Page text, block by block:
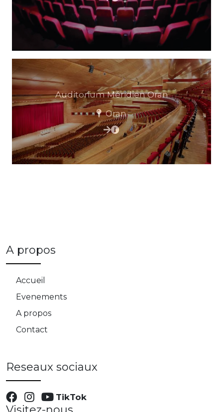
Auditorium Méridien Oran
Oran
A propos
Accueil
Evenements
A propos
Contact
Reseaux sociaux
TikTok